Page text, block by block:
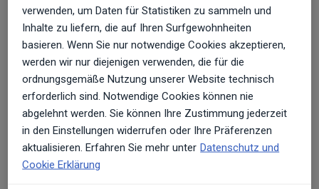
und entzündeten Nerv im Fuß einhergeht. Der
Begriff Neurom steht allgemein für eine gutartige
Nervenschwellung (Neurom). Der Nerv im Vorfuß
wird durch spezifische Überlastungen gereizt und
schwillt an. Stechende Fußschmerzen
(Metatarsalgie) und Taubheit meist im Bereich der
3. und 4. Zehe sind die Folge.
Wer leidet unter dem Morton Neurom oder
verwenden, um Daten für Statistiken zu sammeln und
Inhalte zu liefern, die auf Ihren Surfgewohnheiten
basieren. Wenn Sie nur notwendige Cookies akzeptieren,
werden wir nur diejenigen verwenden, die für die
ordnungsgemäße Nutzung unserer Website technisch
erforderlich sind. Notwendige Cookies können nie
abgelehnt werden. Sie können Ihre Zustimmung jederzeit
in den Einstellungen widerrufen oder Ihre Präferenzen
aktualisieren. Erfahren Sie mehr unter Datenschutz und
Cookie Erklärung